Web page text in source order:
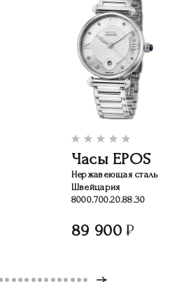
Часы EPOS
Нержавеющая сталь
Швейцария
8000.700.20.88.30
89 900